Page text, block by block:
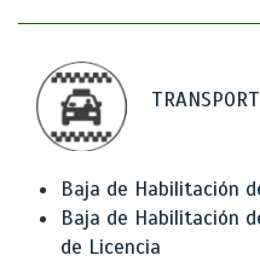
Baja de Habilitación
Baja de Habilitación
de Licencia